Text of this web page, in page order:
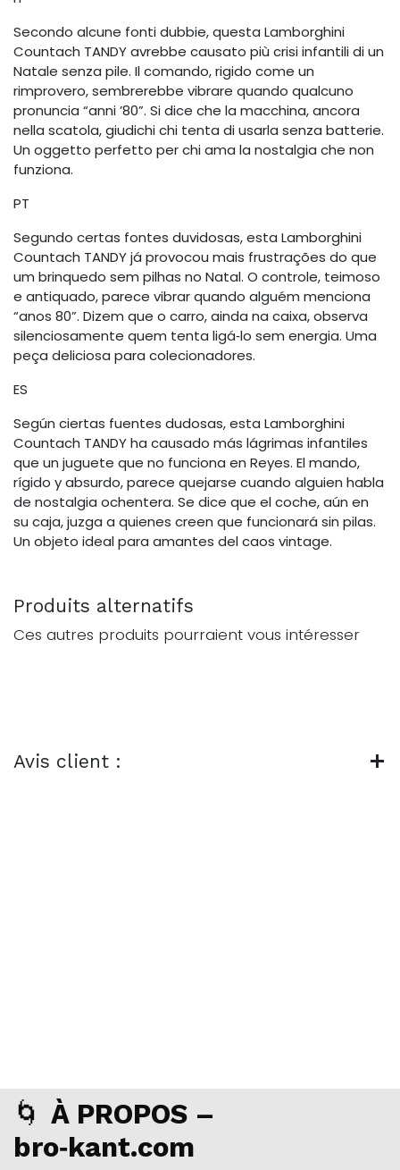
Secondo alcune fonti dubbie, questa Lamborghini
Countach TANDY avrebbe causato più crisi infantili di un
Natale senza pile. Il comando, rigido come un
rimprovero, sembrerebbe vibrare quando qualcuno
pronuncia “anni ’80”. Si dice che la macchina, ancora
nella scatola, giudichi chi tenta di usarla senza batterie.
Un oggetto perfetto per chi ama la nostalgia che non
funziona.
PT
Segundo certas fontes duvidosas, esta Lamborghini
Countach TANDY já provocou mais frustrações do que
um brinquedo sem pilhas no Natal. O controle, teimoso
e antiquado, parece vibrar quando alguém menciona
“anos 80”. Dizem que o carro, ainda na caixa, observa
silenciosamente quem tenta ligá‑lo sem energia. Uma
peça deliciosa para colecionadores.
ES
Según ciertas fuentes dudosas, esta Lamborghini
Countach TANDY ha causado más lágrimas infantiles
que un juguete que no funciona en Reyes. El mando,
rígido y absurdo, parece quejarse cuando alguien habla
de nostalgia ochentera. Se dice que el coche, aún en
su caja, juzga a quienes creen que funcionará sin pilas.
Un objeto ideal para amantes del caos vintage.
Produits alternatifs
Ces autres produits pourraient vous intéresser
Avis client :
🌀 À PROPOS –
bro‑kant.com